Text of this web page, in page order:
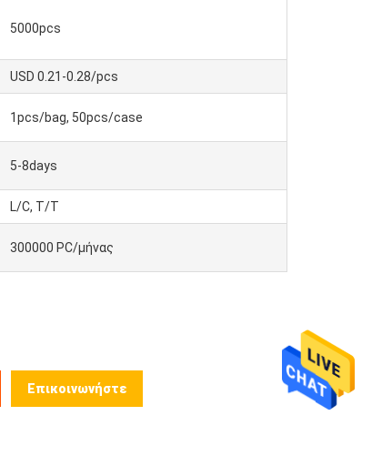
5000pcs
USD 0.21-0.28/pcs
1pcs/bag, 50pcs/case
5-8days
L/C, T/T
300000 PC/μήνας
Επικοινωνήστε